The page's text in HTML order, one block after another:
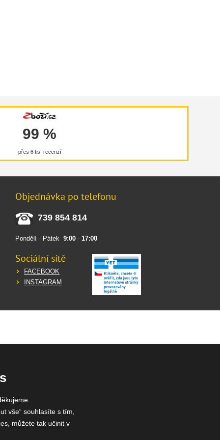
99 %
přes 6 tis. recenzí
Objednávka po telefonu
739 854 814
Pondělí - Pátek9:00 -17:00
Sociální sítě
FACEBOOK
INSTAGRAM
vše“ souhlasíte s tím,
můžete tak učinit v